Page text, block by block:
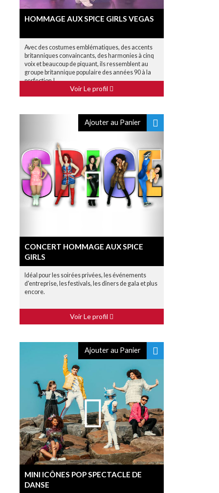
HOMMAGE AUX SPICE GIRLS VEGAS
Avec des costumes emblématiques, des accents
britanniques convaincants, des harmonies à cinq
voix et beaucoup de piquant, ils ressemblent au
groupe britannique populaire des années 90 à la
perfection !
Voir Le profil
Ajouter au Panier
CONCERT HOMMAGE AUX SPICE
GIRLS
Idéal pour les soirées privées, les événements
d'entreprise, les festivals, les dîners de gala et plus
encore.
Voir Le profil
Ajouter au Panier
MINI ICÔNES POP SPECTACLE DE
DANSE